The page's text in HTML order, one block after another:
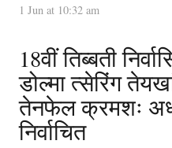
1 Jun at 10:32 am
18वीं तिब्बती
डोल्मा त्सेरिंग
तेनफेल क्रमशः
निर्वाचित